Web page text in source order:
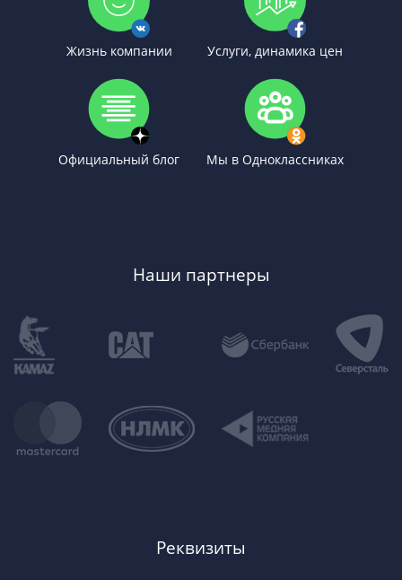
Жизнь компании Услуги, динамика цен
Официальный блог Мы в Одноклассниках
Наши партнеры
Реквизиты